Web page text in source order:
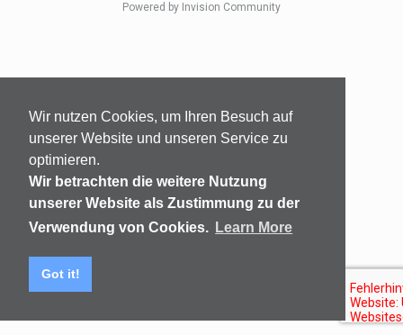
Wir nutzen Cookies, um Ihren Besuch auf
unserer Website und unseren Service zu
optimieren.
Wir betrachten die weitere Nutzung
unserer Website als Zustimmung zu der
Verwendung von Cookies. Learn More
Got it!
Powered by Invision Community